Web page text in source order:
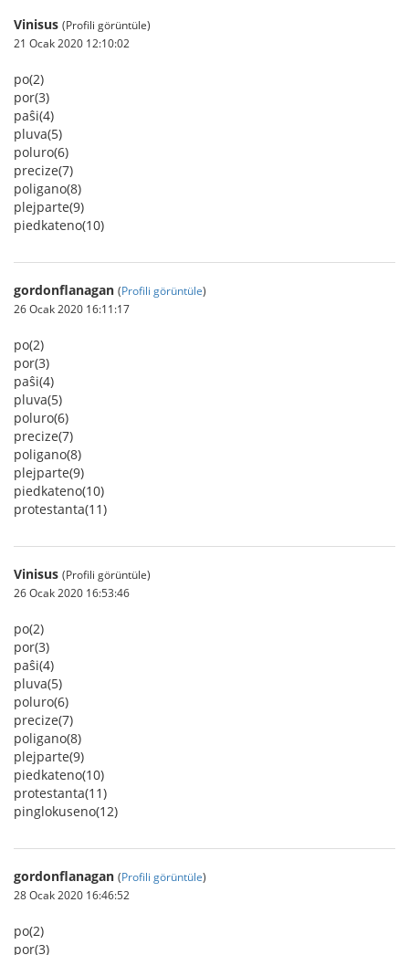
Vinisus (Profili görüntüle)
21 Ocak 2020 12:10:02
po(2)
por(3)
paŝi(4)
pluva(5)
poluro(6)
precize(7)
poligano(8)
plejparte(9)
piedkateno(10)
gordonflanagan (Profili görüntüle)
26 Ocak 2020 16:11:17
po(2)
por(3)
paŝi(4)
pluva(5)
poluro(6)
precize(7)
poligano(8)
plejparte(9)
piedkateno(10)
protestanta(11)
Vinisus (Profili görüntüle)
26 Ocak 2020 16:53:46
po(2)
por(3)
paŝi(4)
pluva(5)
poluro(6)
precize(7)
poligano(8)
plejparte(9)
piedkateno(10)
protestanta(11)
pinglokuseno(12)
gordonflanagan (Profili görüntüle)
28 Ocak 2020 16:46:52
po(2)
por(3)